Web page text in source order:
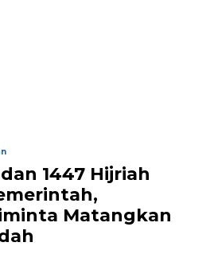
1447 Hijriah
Matangkan